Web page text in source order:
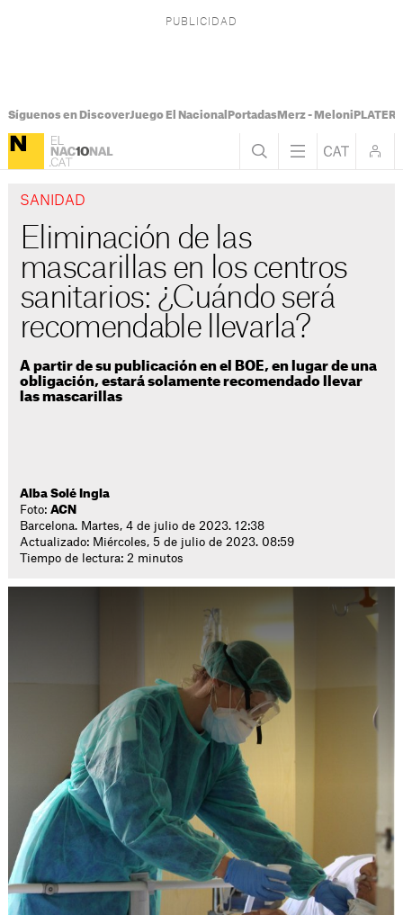
Síguenos en DiscoverJuego El Nacional PortadasMerz - Meloni
SANIDAD
Eliminación de las
mascarillas en los centros
sanitarios: ¿Cuándo será
recomendable llevarla?
A partir de su publicación en el BOE, en lugar de una
obligación, estará solamente recomendado llevar
las mascarillas
Alba Solé Ingla
Foto:ACN
Barcelona. Martes, 4 de julio de 2023. 12:38
Actualizado: Miércoles, 5 de julio de 2023. 08:59
Tiempo de lectura: 2 minutos